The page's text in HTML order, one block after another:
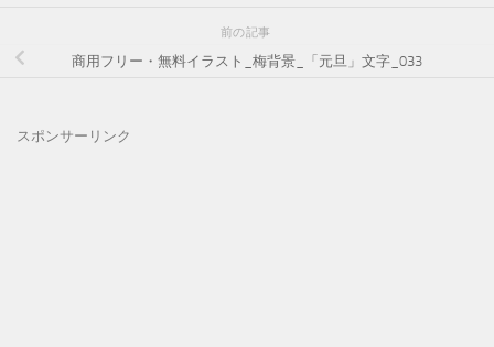
前の記事
商用フリー・無料イラスト_梅背景_「元旦」文字_033
スポンサーリンク